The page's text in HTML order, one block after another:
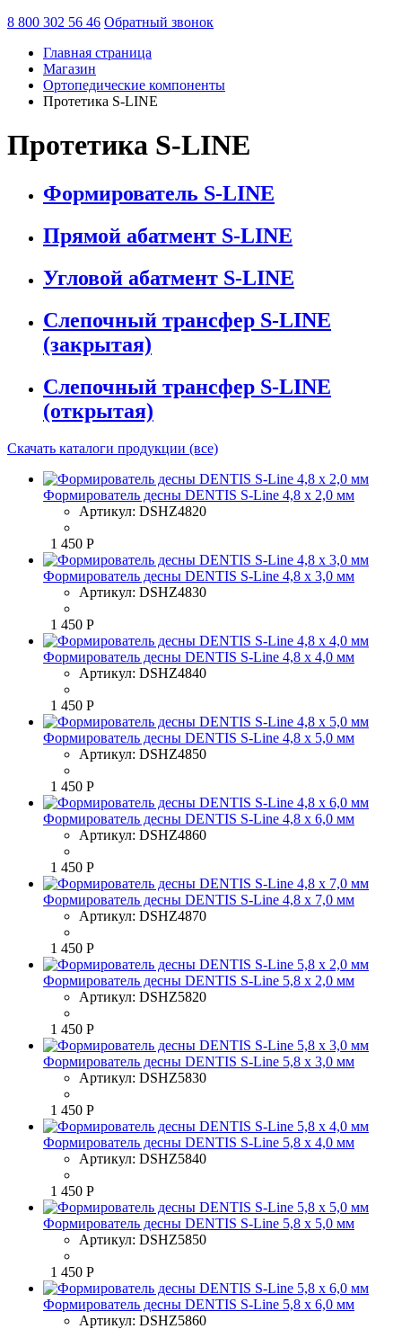
8 800 302 56 46 Обратный звонок
Главная страница
Магазин
Ортопедические компоненты
Протетика S-LINE
Протетика S-LINE
Формирователь S-LINE
Прямой абатмент S-LINE
Угловой абатмент S-LINE
Слепочный трансфер S-LINE
(закрытая)
Слепочный трансфер S-LINE
(открытая)
Скачать каталоги продукции (все)
Формирователь десны DENTIS S-Line 4,8 x 2,0 мм
Артикул: DSHZ4820
1 450 Р
Формирователь десны DENTIS S-Line 4,8 x 3,0 мм
Артикул: DSHZ4830
1 450 Р
Формирователь десны DENTIS S-Line 4,8 x 4,0 мм
Артикул: DSHZ4840
1 450 Р
Формирователь десны DENTIS S-Line 4,8 x 5,0 мм
Артикул: DSHZ4850
1 450 Р
Формирователь десны DENTIS S-Line 4,8 x 6,0 мм
Артикул: DSHZ4860
1 450 Р
Формирователь десны DENTIS S-Line 4,8 x 7,0 мм
Артикул: DSHZ4870
1 450 Р
Формирователь десны DENTIS S-Line 5,8 x 2,0 мм
Артикул: DSHZ5820
1 450 Р
Формирователь десны DENTIS S-Line 5,8 x 3,0 мм
Артикул: DSHZ5830
1 450 Р
Формирователь десны DENTIS S-Line 5,8 x 4,0 мм
Артикул: DSHZ5840
1 450 Р
Формирователь десны DENTIS S-Line 5,8 x 5,0 мм
Артикул: DSHZ5850
1 450 Р
Формирователь десны DENTIS S-Line 5,8 x 6,0 мм
Артикул: DSHZ5860